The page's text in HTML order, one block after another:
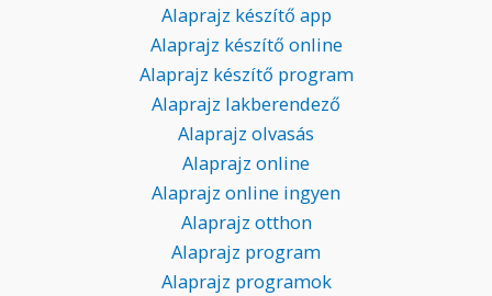
Alaprajz készítő app
Alaprajz készítő online
Alaprajz készítő program
Alaprajz lakberendező
Alaprajz olvasás
Alaprajz online
Alaprajz online ingyen
Alaprajz otthon
Alaprajz program
Alaprajz programok